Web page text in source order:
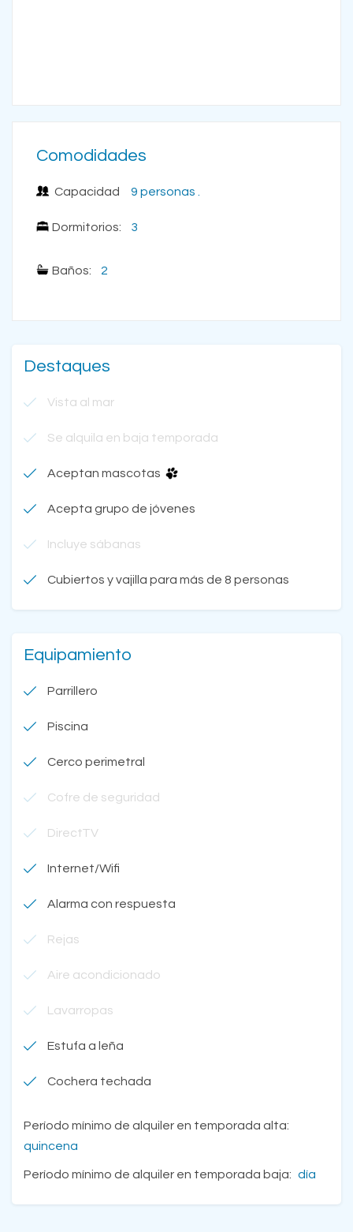
Comodidades
Capacidad
Dormitorios:
9 personas .
3
Baños: 2
Destaques
Vista al mar
Se alquila en baja temporada
Aceptan mascotas
Acepta grupo de jóvenes
Incluye sábanas
Cubiertos y vajilla para más de 8 personas
Equipamiento
Parrillero
Piscina
Cerco perimetral
Cofre de seguridad
DirectTV
Internet/Wifi
Alarma con respuesta
Rejas
Aire acondicionado
Lavarropas
Estufa a leña
Cochera techada
Período mínimo de alquiler en temporada alta:
quincena
Período mínimo de alquiler en temporada baja: día